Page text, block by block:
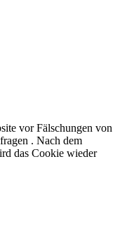
vor Fälschungen von
. Nach dem
das Cookie wieder